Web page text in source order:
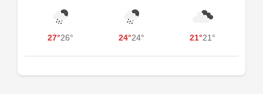
27°26° 24°24° 21°21°